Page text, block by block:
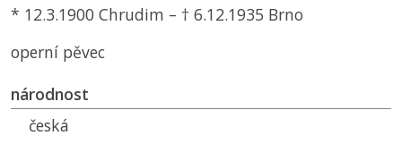
* 12.3.1900 Chrudim – † 6.12.1935 Brno
operní pěvec
národnost
česká